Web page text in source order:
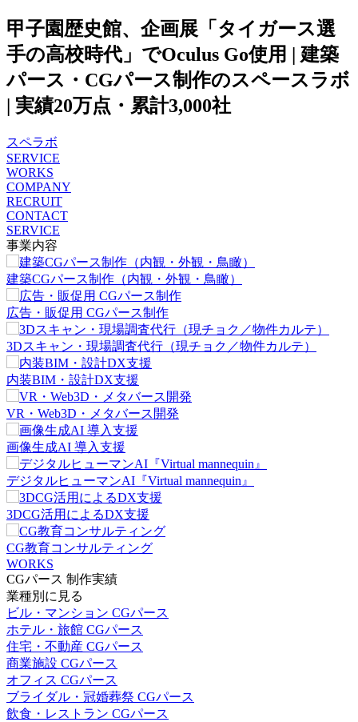
甲子園歴史館、企画展「タイガース選
手の高校時代」でOculus Go使用 | 建築
パース・CGパース制作のスペースラボ
| 実績20万点・累計3,000社
スペラボ
SERVICE
WORKS
COMPANY
RECRUIT
CONTACT
SERVICE
事業内容
建築CGパース制作（内観・外観・鳥瞰）
広告・販促用 CGパース制作
3Dスキャン・現場調査代行（現チョク／物件カルテ）
内装BIM・設計DX支援
VR・Web3D・メタバース開発
画像生成AI 導入支援
デジタルヒューマンAI『Virtual mannequin』
3DCG活用によるDX支援
CG教育コンサルティング
WORKS
CGパース 制作実績
業種別に見る
ビル・マンション CGパース
ホテル・旅館 CGパース
住宅・不動産 CGパース
商業施設 CGパース
オフィス CGパース
ブライダル・冠婚葬祭 CGパース
飲食・レストラン CGパース